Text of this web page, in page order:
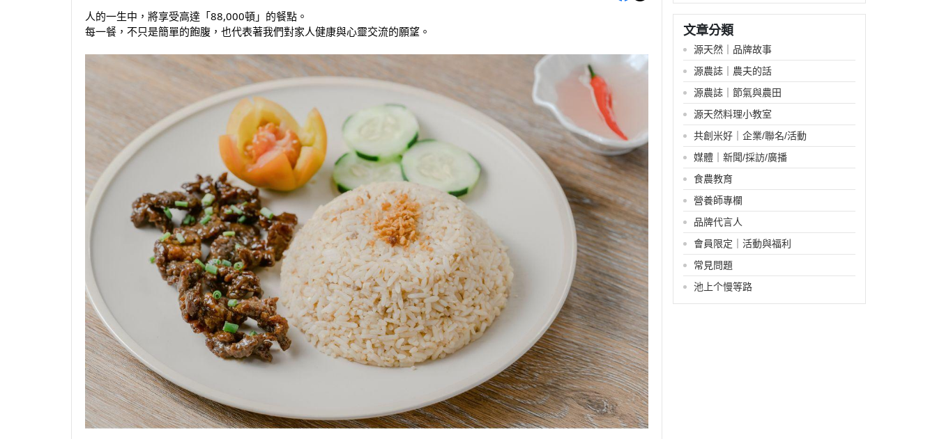
人的一生中，將享受高達「88,000頓」的餐點。
每一餐，不只是簡單的飽腹，也代表著我們對家人健康與心靈交流的願望。
文章分類
源天然｜品牌故事
源農誌｜農夫的話
源農誌｜節氣與農田
源天然料理小教室
共創米好｜企業/聯名/活動
媒體｜新聞/採訪/廣播
食農教育
營養師專欄
品牌代言人
會員限定｜活動與福利
常見問題
池上个慢等路